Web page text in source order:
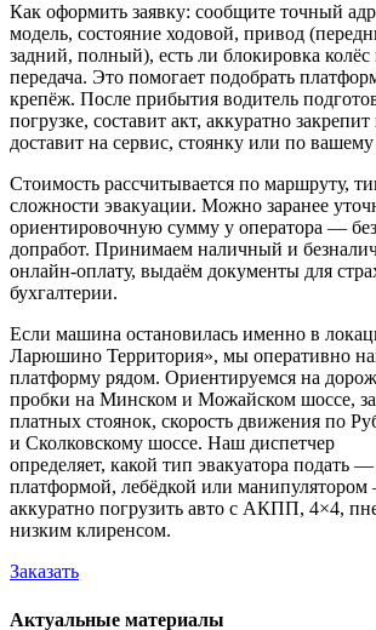
Как оформить заявку: сообщите точный
модель, состояние ходовой, привод
задний, полный), есть ли блокировка колёс
передача. Это помогает подобрать
крепёж. После прибытия водитель
погрузке, составит акт, аккуратно закрепит
доставит на сервис, стоянку или по вашему
Стоимость рассчитывается по маршруту,
сложности эвакуации. Можно заранее
ориентировочную сумму у оператора —
допработ. Принимаем наличный и
онлайн-оплату, выдаём документы для
бухгалтерии.
Если машина остановилась именно в
Ларюшино Территория», мы оперативно
платформу рядом. Ориентируемся на
пробки на Минском и Можайском шоссе,
платных стоянок, скорость движения по
и Сколковскому шоссе. Наш диспетчер
определяет, какой тип эвакуатора подать
платформой, лебёдкой или
аккуратно погрузить авто с АКПП, 4×4,
низким клиренсом.
Заказать
Актуальные материалы